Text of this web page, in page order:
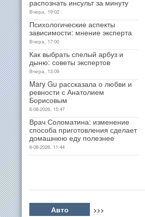
распознать инсульт за минуту
Вчера, 19:02
Психологические аспекты
зависимости: мнение эксперта
Вчера, 17:00
Как выбрать спелый арбуз и
дыню: советы экспертов
Вчера, 13:09
Mary Gu рассказала о любви и
ревности с Анатолием
Борисовым
6-08-2026, 15:47
Врач Соломатина: изменение
способа приготовления сделает
домашнюю еду полезнее
6-08-2026, 11:44
Авто >>>